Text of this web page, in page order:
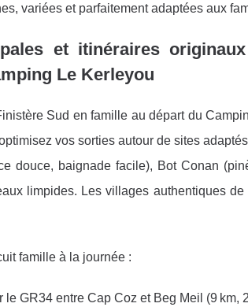
variées et parfaitement adaptées aux
et itinéraires
Le Kerleyou
Sud en famille au départ du
vos sorties autour de sites
douce, baignade facile), Bot Conan
limpides. Les villages authentiques
famille à la journée :
le GR34 entre Cap Coz et Beg Meil (9 km,